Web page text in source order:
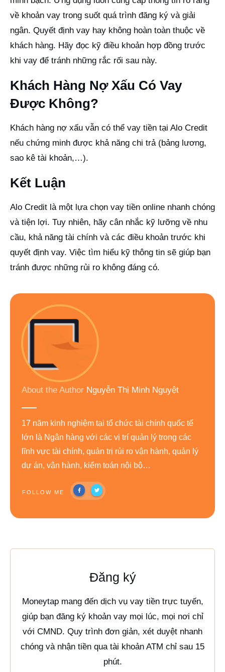
về khoản vay trong suốt quá trình đăng ký và giải
ngân. Quyết định vay hay không hoàn toàn thuộc về
khách hàng. Hãy đọc kỹ điều khoản hợp đồng trước
khi vay để tránh những rắc rối sau này.
Khách Hàng Nợ Xấu Có Vay
Được Không?
Khách hàng nợ xấu vẫn có thể vay tiền tại Alo Credit
nếu chứng minh được khả năng chi trả (bảng lương,
sao kê tài khoản,…).
Kết Luận
Alo Credit là một lựa chọn vay tiền online nhanh chóng
và tiện lợi. Tuy nhiên, hãy cân nhắc kỹ lưỡng về nhu
cầu, khả năng tài chính và các điều khoản trước khi
quyết định vay. Việc tìm hiểu kỹ thông tin sẽ giúp bạn
tránh được những rủi ro không đáng có.
About the Author Nguyễn Thị Minh Nguyệt
17 năm kinh nghiệm tại tổ chức tài chính quốc tế
lớn là Ngân hàng với các vị trí quản lý trong các
lĩnh vực tài chính, quản trị rủi ro vận hành, quản lý
dự án, vận hành, kiểm toán nội bộ…
FOLLOW ME
Đăng ký
Moneytap mang đến dịch vụ vay tiền trực tuyến,
giúp bạn đăng ký khoản vay mọi lúc, mọi nơi chỉ
với CMND. Quy trình đơn giản, xét duyệt nhanh
chóng và nhận tiền qua tài khoản ATM chỉ sau 15
phút.